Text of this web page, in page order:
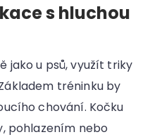
s hluchou
jako u psů, využít triky
tréninku by
chování. Kočku
pohlazením nebo